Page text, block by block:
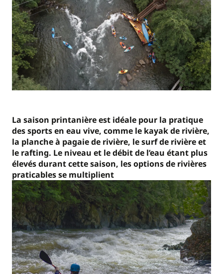
La saison printanière est idéale pour la pratique
des sports en eau vive, comme le kayak de rivière,
la planche à pagaie de rivière, le surf de rivière et
le rafting. Le niveau et le débit de l’eau étant plus
élevés durant cette saison, les options de rivières
praticables se multiplient